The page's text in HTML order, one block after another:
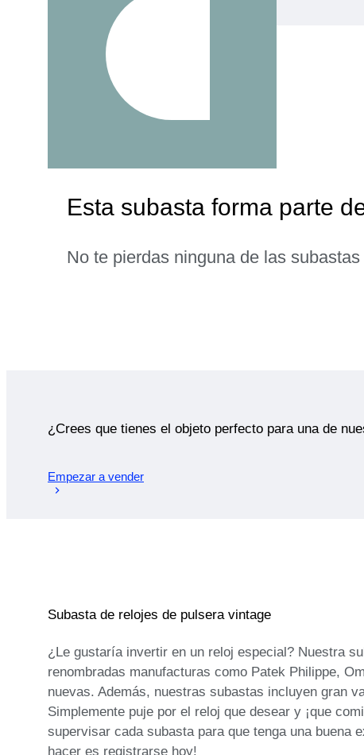
Esta subasta forma parte
No te pierdas ninguna de las subastas
¿Crees que tienes el objeto perfecto para una de
Empezar a vender
Subasta de relojes de pulsera vintage
¿Le gustaría invertir en un reloj especial? Nuestra
renombradas manufacturas como Patek Philippe,
nuevas. Además, nuestras subastas incluyen gran
Simplemente puje por el reloj que desear y ¡que
supervisar cada subasta para que tenga una buena
hacer es registrarse hoy!